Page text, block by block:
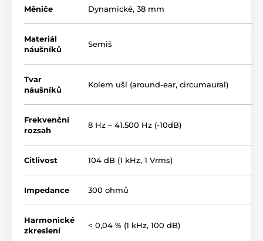
Vaše sluchátka na mnoho
let
sluchátkový svět nabízí. Nic se na tom nemění ani v
perfektním stavu mnoho let. Vše ostatní zvládnete
snadno vyměnit. To platí pro náušníky i odpojitelný
Měniče Dynamické, 38 mm
Materiál
náušníků
Semiš
Tvar
náušníků
Kolem uší (around-ear, circumaural)
Frekvenční
rozsah
8 Hz – 41.500 Hz (-10dB)
Citlivost 104 dB (1 kHz, 1 Vrms)
Impedance 300 ohmů
Harmonické
zkreslení
< 0,04 % (1 kHz, 100 dB)